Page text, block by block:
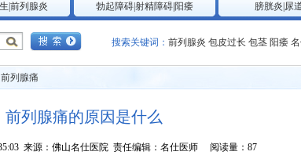
前列腺炎
勃起障碍|射精障碍| 阳痿
膀胱炎 尿
搜索关键词： 前列腺炎 包皮过长 包茎 阳痿
前列腺痛
前列腺痛的原因是什么
来源：佛山名仕医院 责任编辑：名仕医师 阅读量：87